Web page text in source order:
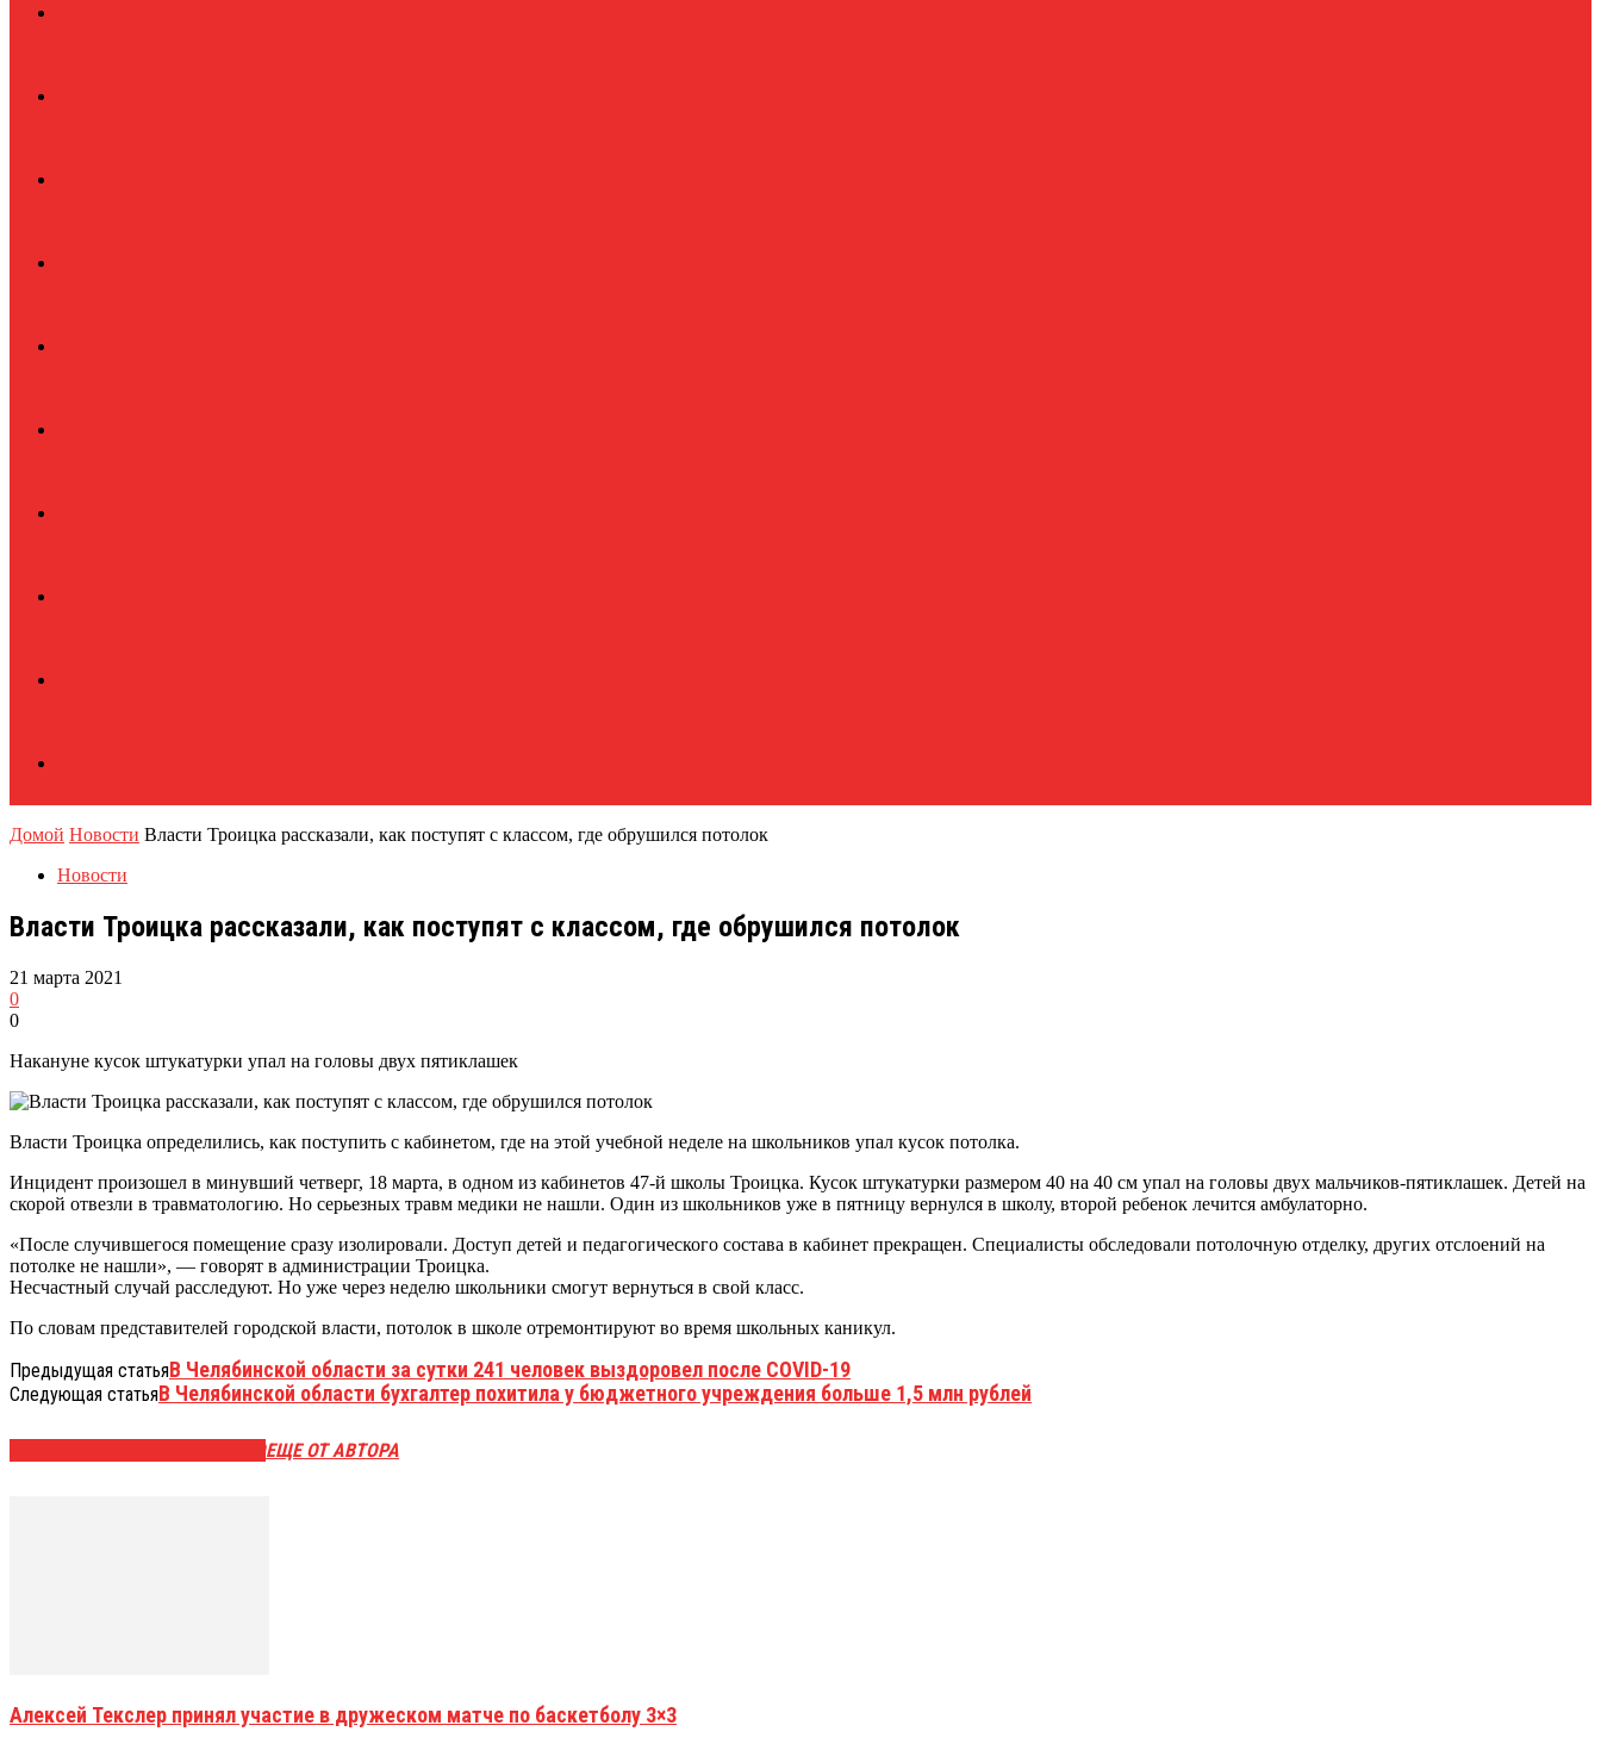
Домой Новости Власти Троицка рассказали, как поступят с классом, где обрушился потолок
Новости
Власти Троицка рассказали, как поступят с классом, где обрушился потолок
21 марта 2021
0
0
Накануне кусок штукатурки упал на головы двух пятиклашек
Власти Троицка определились, как поступить с кабинетом, где на этой учебной неделе на школьников упал кусок потолка.
Инцидент произошел в минувший четверг, 18 марта, в одном из кабинетов 47-й школы Троицка. Кусок штукатурки размером 40 на 40 см упал на головы двух мальчиков-пятиклашек. Детей на
скорой отвезли в травматологию. Но серьезных травм медики не нашли. Один из школьников уже в пятницу вернулся в школу, второй ребенок лечится амбулаторно.
«После случившегося помещение сразу изолировали. Доступ детей и педагогического состава в кабинет прекращен. Специалисты обследовали потолочную отделку, других отслоений на
потолке не нашли», — говорят в администрации Троицка.
Несчастный случай расследуют. Но уже через неделю школьники смогут вернуться в свой класс.
По словам представителей городской власти, потолок в школе отремонтируют во время школьных каникул.
Предыдущая статьяВ Челябинской области за сутки 241 человек выздоровел после COVID-19
Следующая статьяВ Челябинской области бухгалтер похитила у бюджетного учреждения больше 1,5 млн рублей
ЕЩЕ ОТ АВТОРА
Алексей Текслер принял участие в дружеском матче по баскетболу 3×3